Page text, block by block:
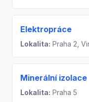
Elektropráce
Lokalita: Praha 2,
Minerální izolace
Lokalita: Praha 5